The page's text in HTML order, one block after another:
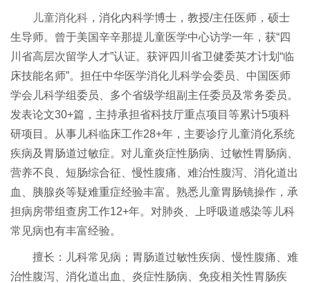
儿童消化科 ，消化内科学博士，教授/主任医师，硕士
生导师。曾于美国辛辛那提儿童医学中心访学一年，获“四
川省高层次留学人才”认证。获评四川省卫健委英才计划“临
床技能名师”。担任中华医学消化儿科学会委员、中国医师
学会儿科学组委员、多个省级学组副主任委员及常务委员。
发表论文30+篇，主持承担省科技厅重点项目等累计5项科
研项目。从事儿科临床工作28+年，主要诊疗儿童消化系统
疾病及胃肠道过敏症。对儿童炎症性肠病、过敏性胃肠病、
营养不良、短肠综合征、慢性腹痛、难治性腹泻、消化道出
血、胰腺炎等疑难重症经验丰富。熟悉儿童胃肠镜操作，承
担病房带组查房工作12+年。对肺炎、上呼吸道感染等儿科
常见病也有丰富经验。
擅长：儿科常见病；胃肠道过敏性疾病、慢性腹痛、难
治性腹泻、消化道出血、炎症性肠病、免疫相关性胃肠疾